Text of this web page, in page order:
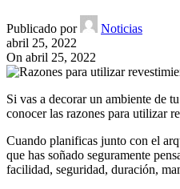
Publicado por
Noticias
abril 25, 2022
On abril 25, 2022
Si vas a decorar un ambiente de
conocer las razones para utilizar
Cuando planificas junto con el
que has soñado seguramente
facilidad, seguridad, duración,